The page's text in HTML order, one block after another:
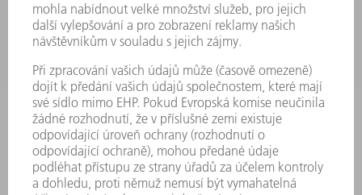
STROJE & SYSTÉMY
LASER
VÝKONOVÁ ELEKTRONIKA
SMART FACTORY
SOFTWARE
SERVIS
POUŽITÍ
ODVĚTVÍ
SPOLEČNOST
KARIÉRA
PRACOVNÍ NABÍDKY